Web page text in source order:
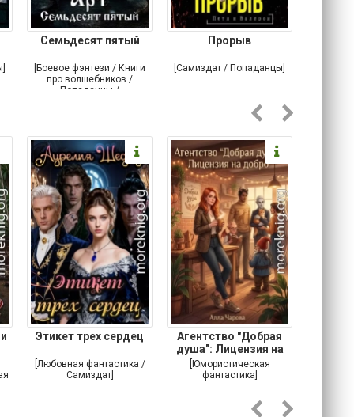
Семьдесят пятый
[Боевое фэнтези / Книги
про волшебников /
Попаданцы /
Прорыв
[Самиздат / Попаданцы]
Этикет трех сердец
[Любовная фантастика /
Самиздат]
Агентство "Добрая
душа": Лицензия на
добро
[Юмористическая
фантастика]